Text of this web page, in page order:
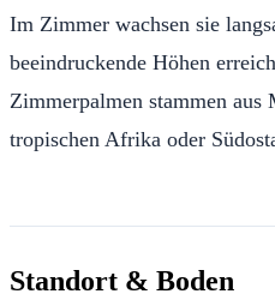
Im Zimmer wachsen sie
beeindruckende Höhen
Zimmerpalmen stammen aus
tropischen Afrika oder
Standort & Boden